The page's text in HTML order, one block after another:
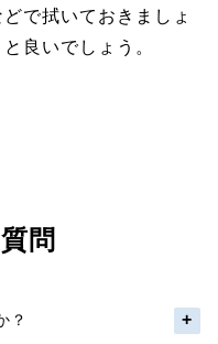
で拭いておきましょ
良いでしょう。
問
？